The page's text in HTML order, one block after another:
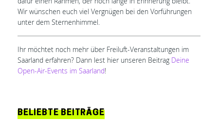
Wir wünschen euch viel Vergnügen bei den Vorführungen
unter dem Sternenhimmel.
Ihr möchtet noch mehr über Freiluft-Veranstaltungen im
Saarland erfahren? Dann lest hier unseren Beitrag Deine
Open-Air-Events im Saarland!
BELIEBTE BEITRÄGE